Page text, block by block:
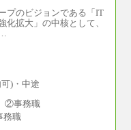
正社員） （2）技術職
上
、弊社規定により決
更はございません
上
プのビジョンである「IT
拡大」の中核として、
)・中途
事務職
職